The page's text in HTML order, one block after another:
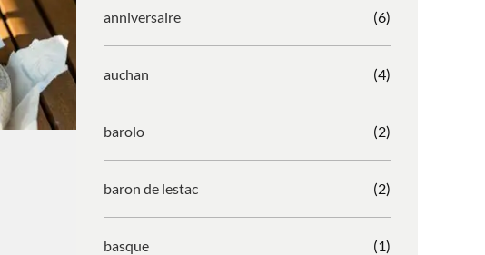
anniversaire (6)
auchan (4)
barolo (2)
baron de lestac (2)
basque (1)